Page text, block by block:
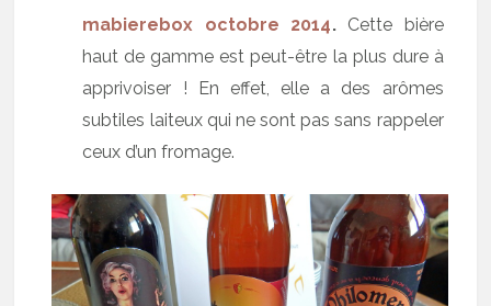
mabierebox octobre 2014.Cette bière
haut de gamme est peut-être la plus dure à
apprivoiser ! En effet, elle a des arômes
subtiles laiteux qui ne sont pas sans rappeler
ceux d’un fromage.